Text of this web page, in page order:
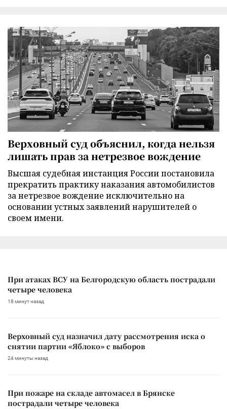
Верховный суд объяснил, когда нельзя
лишать прав за нетрезвое вождение
Высшая судебная инстанция России постановила
прекратить практику наказания автомобилистов
за нетрезвое вождение исключительно на
основании устных заявлений нарушителей о
своем имени.
При атаках ВСУ на Белгородскую область пострадали
четыре человека
18 минут назад
Верховный суд назначил дату рассмотрения иска о
снятии партии «Яблоко» с выборов
24 минуты назад
При пожаре на складе автомасел в Брянске
пострадали четыре человека